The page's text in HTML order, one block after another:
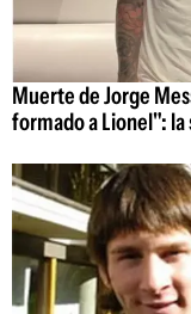
Muerte de Jorge
formado a Lionel": la